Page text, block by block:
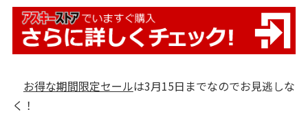
お得な期間限定セールは3月15日までなのでお見逃しな
く！